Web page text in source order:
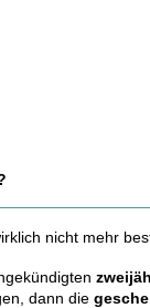
nicht mehr
dann die